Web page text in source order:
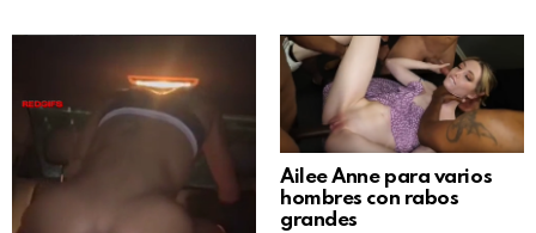
Ailee Anne para varios
hombres con rabos
grandes